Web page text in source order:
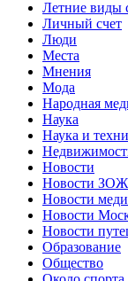
Летние виды
Личный счет
Люди
Места
Мнения
Мода
Народная
Наука
Наука и
Новости
Новости ЗОЖ
Новости
Новости
Новости
Образование
Общество